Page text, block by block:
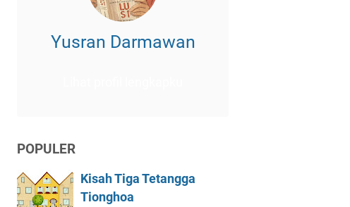
Yusran Darmawan
POPULER
Kisah Tiga Tetangga
Tionghoa